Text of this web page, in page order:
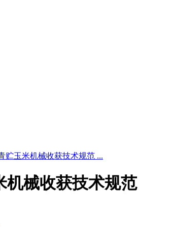
贮玉米机械收获技术规范 ...
机械收获技术规范